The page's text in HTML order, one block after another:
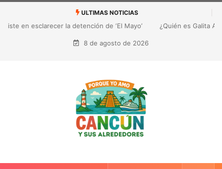
ULTIMAS NOTICIAS
¿Quién es Galita Ari y por qué acusa a RoRo de robar contenido?
La polémica que sacude las redes sociales
8 de agosto de 2026